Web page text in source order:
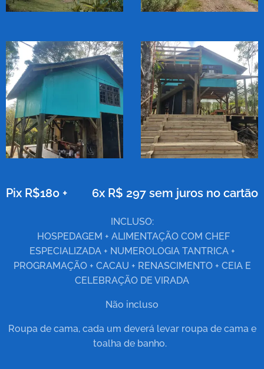
Pix R$180 + 6x R$ 297 sem juros no cartão
INCLUSO:
HOSPEDAGEM + ALIMENTAÇÃO COM CHEF
ESPECIALIZADA + NUMEROLOGIA TANTRICA +
PROGRAMAÇÃO + CACAU + RENASCIMENTO + CEIA E
CELEBRAÇÃO DE VIRADA
Não incluso
Roupa de cama, cada um deverá levar roupa de cama e
toalha de banho.